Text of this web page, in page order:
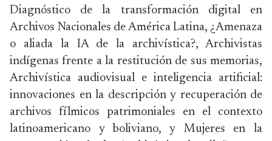
Diagnóstico de la transformación digital en
Archivos Nacionales de América Latina, ¿Amenaza
o aliada la IA de la archivística?, Archivistas
indígenas frente a la restitución de sus memorias,
Archivística audiovisual e inteligencia artificial:
innovaciones en la descripción y recuperación de
archivos fílmicos patrimoniales en el contexto
latinoamericano y boliviano, y Mujeres en la